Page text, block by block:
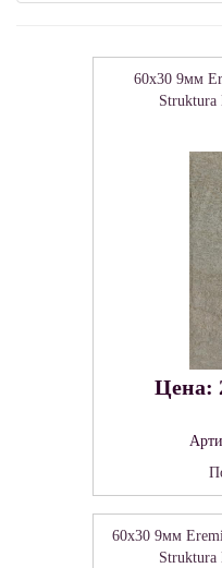
60x30 9мм
Struktura
Цена:
60x30 9мм
Struktura